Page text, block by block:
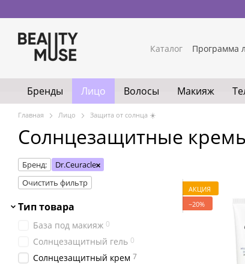
Каталог Программа
Бренды Лицо Волосы Макияж
Главная Лицо Защита от солнца ☀️
Солнцезащитные
АКЦИЯ
−20%
Бренд:
Dr.Ceuracle
Очистить фильтр
Тип товара
База под макияж 0
Солнцезащитный гель 0
Солнцезащитный крем 7